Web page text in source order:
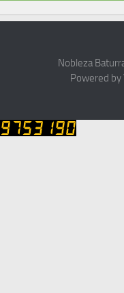
Nobleza
Powered by